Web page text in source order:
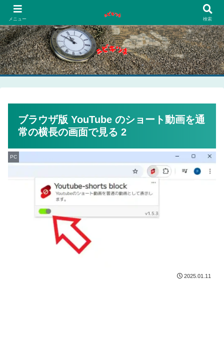
ブラウザ版 YouTube のショート動画を通
常の横長の画面で見る 2
PC
2025.01.11
メニュー 検索